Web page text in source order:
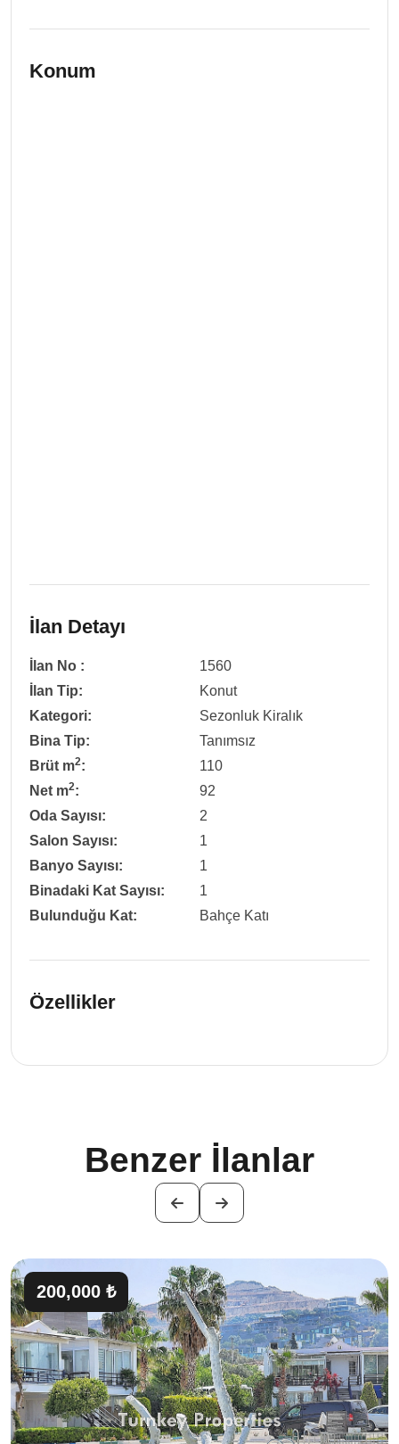
Konum
İlan Detayı
İlan No :
1560
İlan Tip:
Konut
Kategori:
Sezonluk Kiralık
Bina Tip:
Tanımsız
Brüt m2:
110
Net m2:
92
Oda Sayısı:
2
Salon Sayısı:
1
Banyo Sayısı:
1
Binadaki Kat Sayısı:
1
Bulunduğu Kat:
Bahçe Katı
Özellikler
Benzer İlanlar
200,000 ₺